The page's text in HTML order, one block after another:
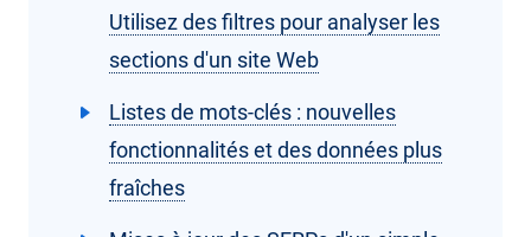
Utilisez des filtres pour analyser les
sections d'un site Web
Listes de mots-clés : nouvelles
fonctionnalités et des données plus
fraîches